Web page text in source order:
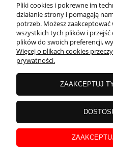
MOJE
O
Pliki cookies i pokrewne im
działanie strony i pomagają
potrzeb. Możesz
wszystkich tych plików i
plików do swoich preferencji,
Więcej o plikach cookies
prywatności.
ZAAKCEPTUJ